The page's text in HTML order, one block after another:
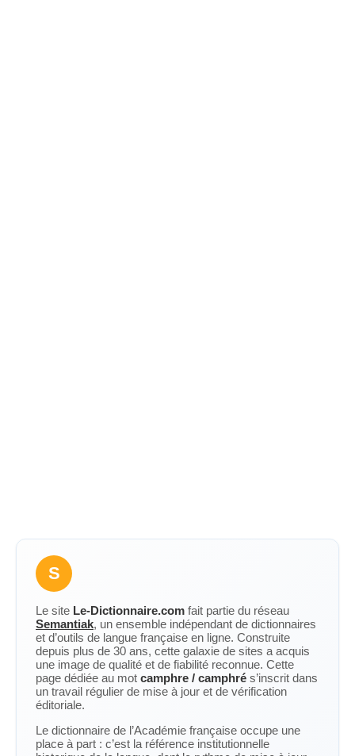
S
Le site Le-Dictionnaire.com fait partie du réseau
Semantiak, un ensemble indépendant de dictionnaires
et d’outils de langue française en ligne. Construite
depuis plus de 30 ans, cette galaxie de sites a acquis
une image de qualité et de fiabilité reconnue. Cette
page dédiée au mot camphre / camphré s’inscrit dans
un travail régulier de mise à jour et de vérification
éditoriale.
Le dictionnaire de l’Académie française occupe une
place à part : c’est la référence institutionnelle